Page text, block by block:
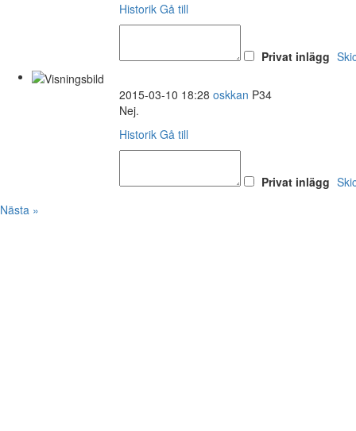
Historik Gå till
Privat inlägg
2015-03-10 18:28 oskkan P34
Nej.
Historik Gå till
Privat inlägg
Nästa »